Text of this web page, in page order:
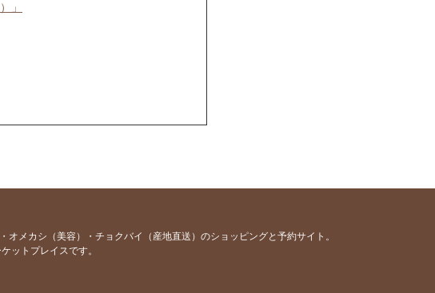
」
メカシ（美容）・チョクバイ（産地直送）のショッピングと予約サイト。
ットプレイスです。